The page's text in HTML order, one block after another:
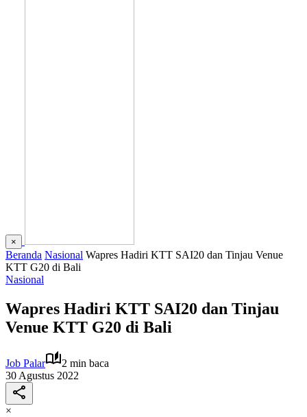
×
Beranda Nasional Wapres Hadiri KTT SAI20 dan Tinjau Venue
KTT G20 di Bali
Nasional
Wapres Hadiri KTT SAI20 dan Tinjau
Venue KTT G20 di Bali
Job Palar
2 min baca
30 Agustus 2022
×